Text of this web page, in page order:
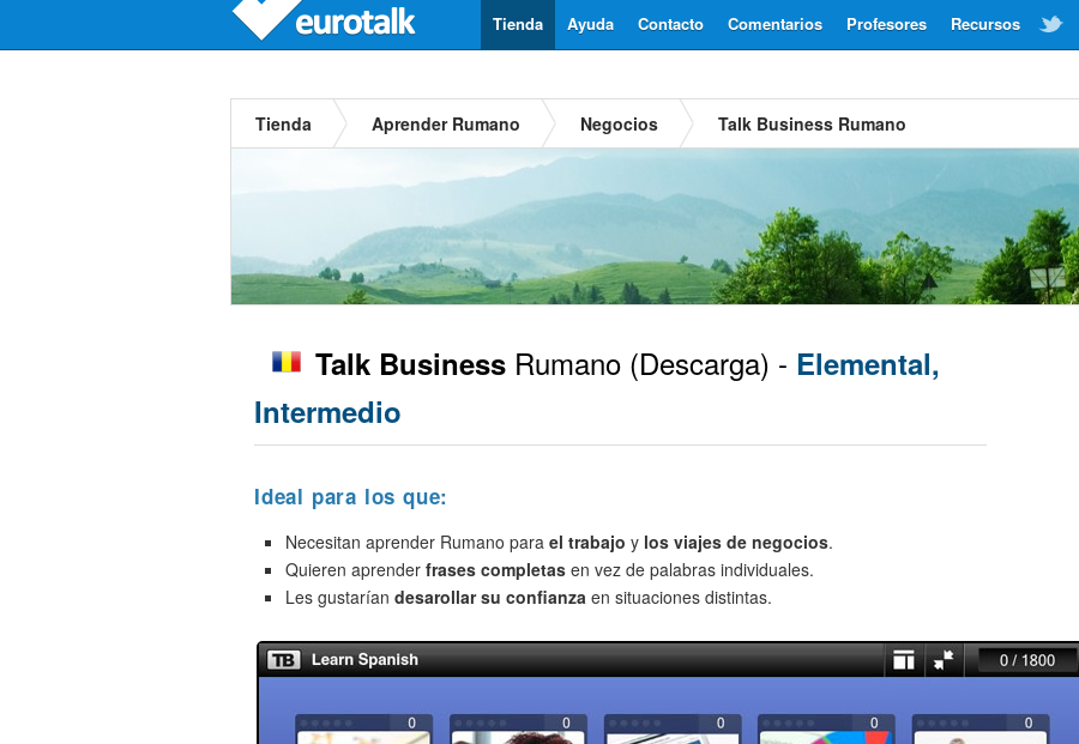
Recursos
Profesores
Comentarios
Contacto
Ayuda
Tienda
Tienda Aprender Rumano Negocios Talk Business Rumano
Talk Business Rumano (Descarga) - Elemental,
Intermedio
Ideal para los que:
Necesitan aprender Rumano para el trabajo y los viajes de negocios.
Quieren aprender frases completas en vez de palabras individuales.
Les gustarían desarollar su confianza en situaciones distintas.